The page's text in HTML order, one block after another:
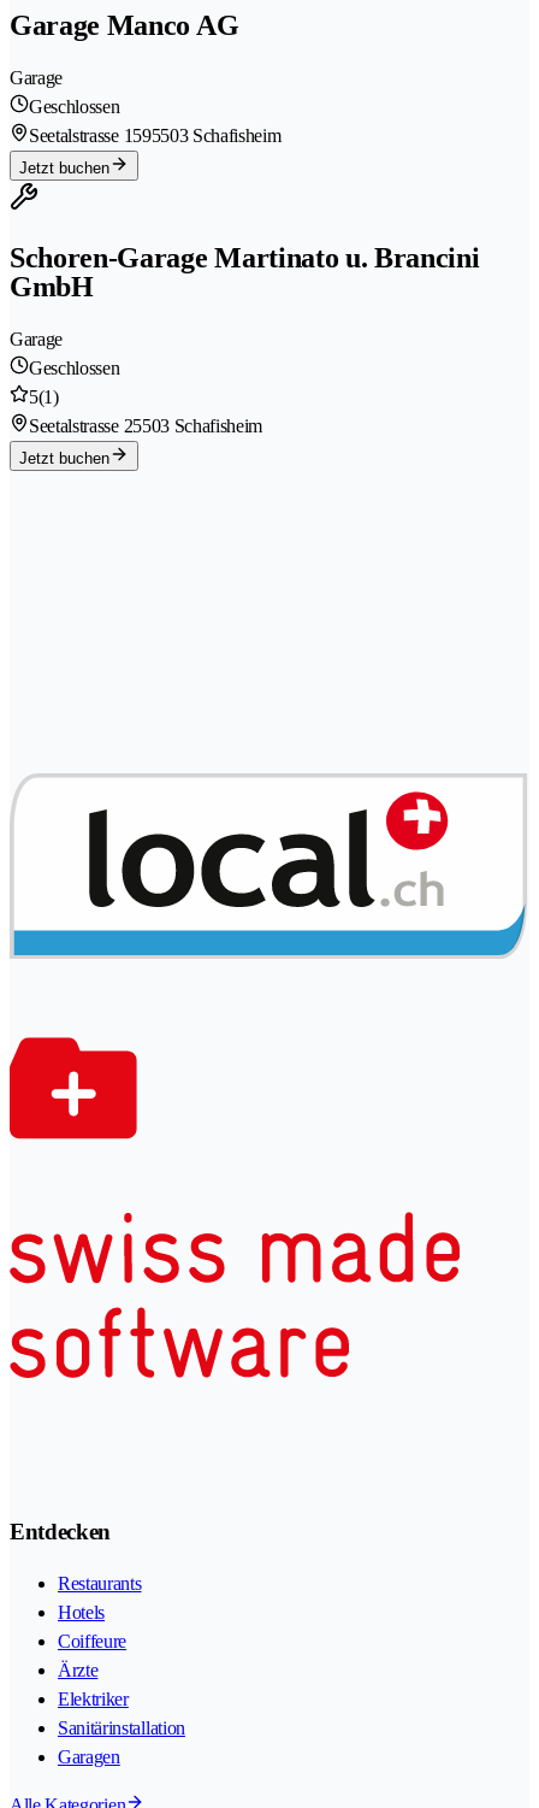
Garage Manco AG
Garage
Geschlossen
Seetalstrasse 1595503 Schafisheim
Jetzt buchen
Schoren-Garage Martinato u. Brancini
GmbH
Garage
Geschlossen
5(1)
Seetalstrasse 25503 Schafisheim
Jetzt buchen
Entdecken
Restaurants
Hotels
Coiffeure
Ärzte
Elektriker
Sanitärinstallation
Garagen